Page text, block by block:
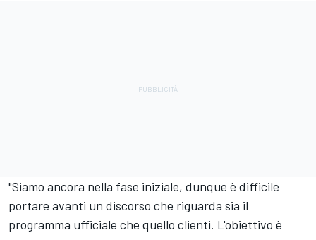
"Siamo ancora nella fase iniziale, dunque è difficile
portare avanti un discorso che riguarda sia il
programma ufficiale che quello clienti. L'obiettivo è